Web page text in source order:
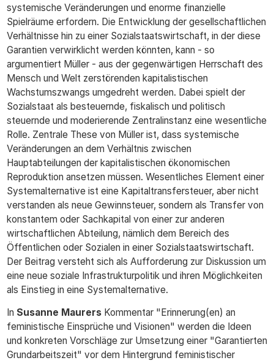
systemische Veränderungen und enorme finanzielle
Spielräume erfordern. Die Entwicklung der gesellschaftlichen
Verhältnisse hin zu einer Sozialstaatswirtschaft, in der diese
Garantien verwirklicht werden könnten, kann - so
argumentiert Müller - aus der gegenwärtigen Herrschaft des
Mensch und Welt zerstörenden kapitalistischen
Wachstumszwangs umgedreht werden. Dabei spielt der
Sozialstaat als besteuernde, fiskalisch und politisch
steuernde und moderierende Zentralinstanz eine wesentliche
Rolle. Zentrale These von Müller ist, dass systemische
Veränderungen an dem Verhältnis zwischen
Hauptabteilungen der kapitalistischen ökonomischen
Reproduktion ansetzen müssen. Wesentliches Element einer
Systemalternative ist eine Kapitaltransfersteuer, aber nicht
verstanden als neue Gewinnsteuer, sondern als Transfer von
konstantem oder Sachkapital von einer zur anderen
wirtschaftlichen Abteilung, nämlich dem Bereich des
Öffentlichen oder Sozialen in einer Sozialstaatswirtschaft.
Der Beitrag versteht sich als Aufforderung zur Diskussion um
eine neue soziale Infrastrukturpolitik und ihren Möglichkeiten
als Einstieg in eine Systemalternative.
In Susanne MaurersKommentar "Erinnerung(en) an
feministische Einsprüche und Visionen" werden die Ideen
und konkreten Vorschläge zur Umsetzung einer "Garantierten
Grundarbeitszeit" vor dem Hintergrund feministischer